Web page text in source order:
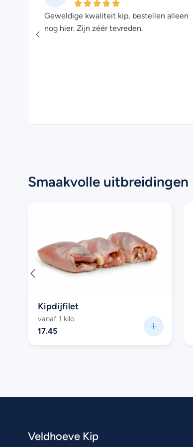
Geweldige kwaliteit kip, bestellen alleen
nog hier. Zijn zéér tevreden.
Smaakvolle uitbreidingen
Kipdijfilet
vanaf 1 kilo
17.45
Veldhoeve Kip